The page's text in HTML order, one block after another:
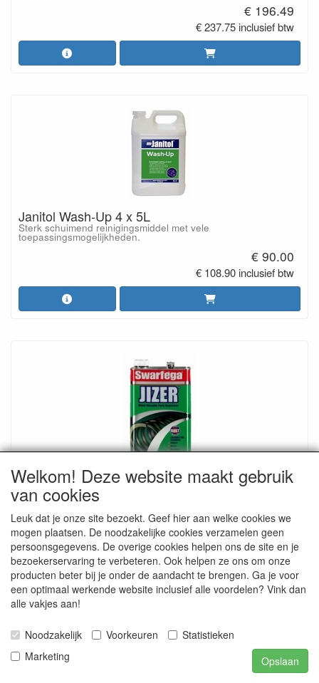
€ 196.49
€ 237.75 inclusief btw
Janitol Wash-Up 4 x 5L
Sterk schuimend reinigingsmiddel met vele
toepassingsmogelijkheden.
€ 90.00
€ 108.90 inclusief btw
Swarfega Jizer 4 x 5L
Zeer krachtig en heeft effectief oplossende werking.
€ 130.20
€ 157.54 inclusief btw
Welkom! Deze website maakt gebruik
van cookies
Leuk dat je onze site bezoekt. Geef hier aan welke cookies we
mogen plaatsen. De noodzakelijke cookies verzamelen geen
persoonsgegevens. De overige cookies helpen ons de site en je
bezoekerservaring te verbeteren. Ook helpen ze ons om onze
producten beter bij je onder de aandacht te brengen. Ga je voor
een optimaal werkende website inclusief alle voordelen? Vink dan
alle vakjes aan!
Noodzakelijk Voorkeuren
Statistieken
Marketing
Opslaan